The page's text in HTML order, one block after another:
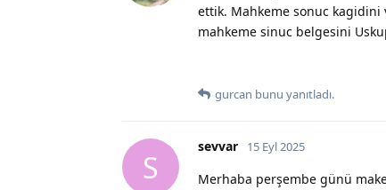
ettik. Mahkeme sonuc
mahkeme sinuc belgesini
gurcan bunu yanıtladı.
S
sevvar 15 Eyl 2025
Merhaba perşembe günü